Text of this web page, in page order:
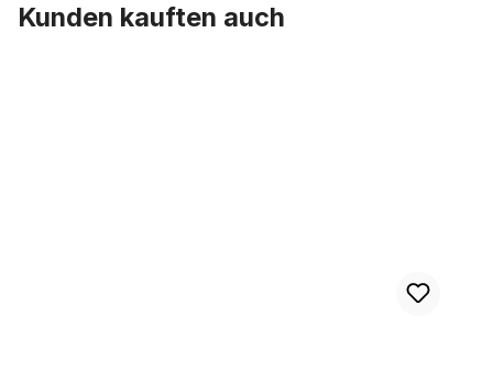
Kunden kauften auch